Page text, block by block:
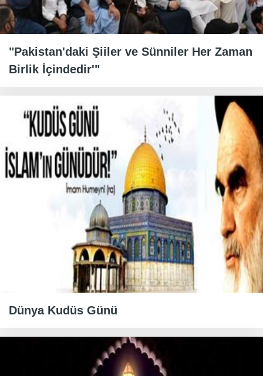
"Pakistan'daki Şiiler ve Sünniler Her Zaman
Birlik İçindedir'"
Dünya Kudüs Günü